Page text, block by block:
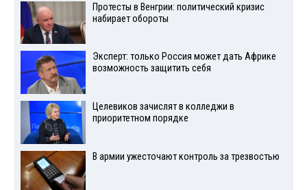
Протесты в Венгрии: политический кризис
набирает обороты
Эксперт: только Россия может дать Африке
возможность защитить себя
Целевиков зачислят в колледжи в
приоритетном порядке
В армии ужесточают контроль за трезвостью